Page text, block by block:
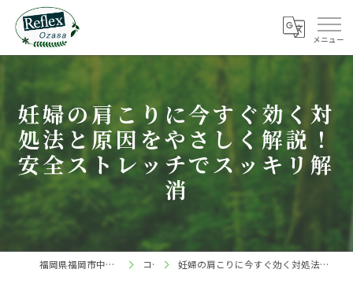
妊婦の肩こりに今すぐ効く対
処法と原因をやさしく解説！
安全ストレッチでスッキリ解
消
福岡県福岡市中央区の整体ならReflex 小笹店 コラム 妊婦の肩こりに今すぐ効く対処法と原因をやさしく解説！安全ストレッチでスッキリ解消